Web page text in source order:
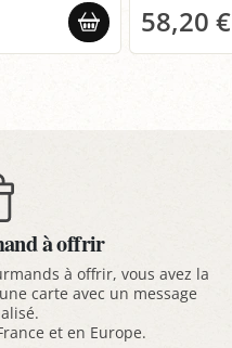
58,20 €
à offrir
à offrir, vous avez la
carte avec un message
et en Europe.